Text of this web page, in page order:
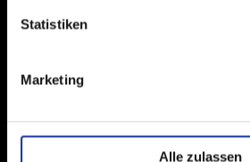
Statistiken
Marketing
Alle zulassen